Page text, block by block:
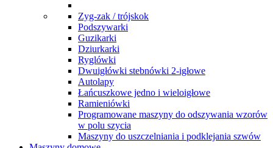
Zyg-zak / trójskok
Podszywarki
Guzikarki
Dziurkarki
Ryglówki
Dwuigłówki stebnówki 2-igłowe
Autolapy
Łańcuszkowe jedno i wieloigłowe
Ramieniówki
Programowane maszyny do odszywania wzorów
w polu szycia
Maszyny do uszczelniania i podklejania szwów